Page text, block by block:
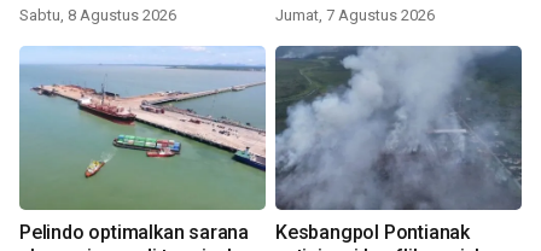
Sabtu, 8 Agustus 2026 Jumat, 7 Agustus 2026
Pelindo optimalkan sarana
Kesbangpol Pontianak